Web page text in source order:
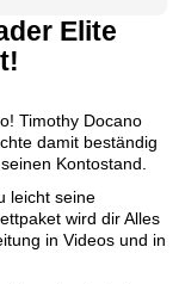
Elite
Timothy Docano
damit beständig
Kontostand.
leicht seine
wird dir Alles
in Videos und in